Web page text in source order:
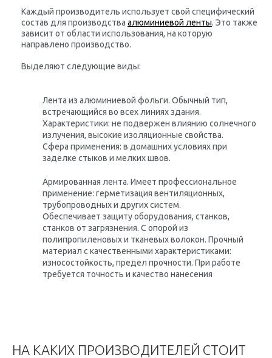
Каждый производитель использует свой специфический
состав для производства алюминиевой ленты. Это также
зависит от области использования, на которую
направлено производство.
Выделяют следующие виды:
Лента из алюминиевой фольги. Обычный тип,
встречающийся во всех линиях здания.
Характеристики: не подвержен влиянию солнечного
излучения, высокие изоляционные свойства.
Сфера применения: в домашних условиях при
заделке стыков и мелких швов.
Армированная лента. Имеет профессиональное
применение: герметизация вентиляционных,
трубопроводных и других систем.
Обеспечивает защиту оборудования, станков,
станков от загрязнения. С опорой из
полипропиленовых и тканевых волокон. Прочный
материал с качественными характеристиками:
износостойкость, предел прочности. При работе
требуется точность и качество нанесения
НА КАКИХ ПРОИЗВОДИТЕЛЕЙ СТОИТ